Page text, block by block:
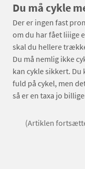
Du må cykle
Der er ingen fast
om du har fået liiige
skal du hellere
Du må nemlig ikke
kan cykle sikkert.
fuld på cykel, men
så er en taxa jo
(Artiklen